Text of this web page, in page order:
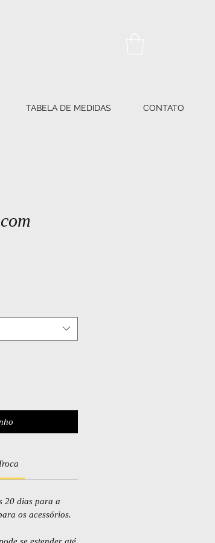
TABELA DE MEDIDAS CONTATO
20 dias para a
os acessórios.